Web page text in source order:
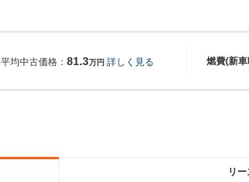
燃費(新
平均中古価格： 81.3万円 詳しく見る
リ